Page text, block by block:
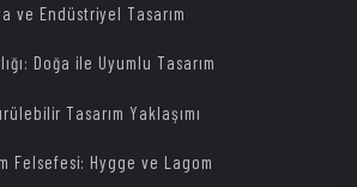
ve Endüstriyel Tasarım
Doğa ile Uyumlu Tasarım
Tasarım Yaklaşımı
Felsefesi: Hygge ve Lagom